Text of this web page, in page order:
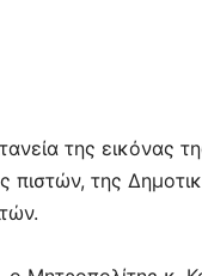
της εικόνας
πιστών, της